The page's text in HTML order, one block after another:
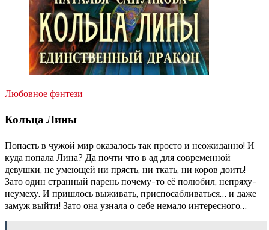
Любовное фэнтези
Кольца Лины
Попасть в чужой мир оказалось так просто и неожиданно! И
куда попала Лина? Да почти что в ад для современной
девушки, не умеющей ни прясть, ни ткать, ни коров доить!
Зато один странный парень почему-то её полюбил, непряху-
неумеху. И пришлось выживать, приспосабливаться… и даже
замуж выйти! Зато она узнала о себе немало интересного…